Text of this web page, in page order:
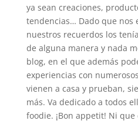
ya sean creaciones,
tendencias… Dado que nos
nuestros recuerdos los
de alguna manera y nada
blog, en el que además
experiencias con
vienen a casa y prueban,
más. Va dedicado a todos
foodie. ¡Bon appetit! Ni